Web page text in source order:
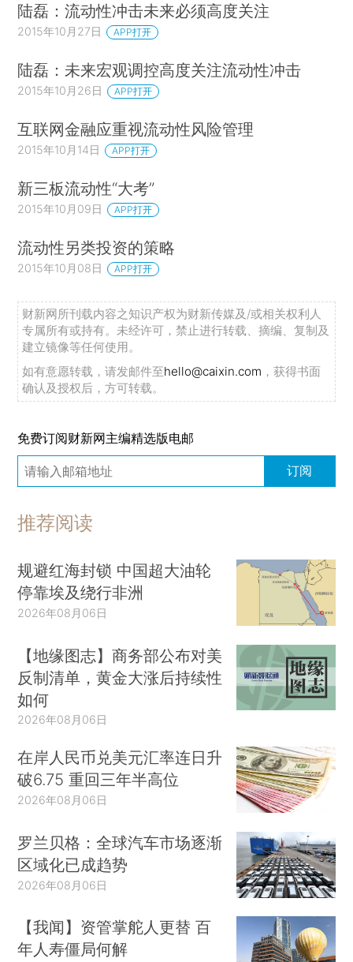
陆磊：流动性冲击未来必须高度关注
2015年10月27日 APP打开
陆磊：未来宏观调控高度关注流动性冲击
2015年10月26日 APP打开
互联网金融应重视流动性风险管理
2015年10月14日 APP打开
新三板流动性“大考”
2015年10月09日 APP打开
流动性另类投资的策略
2015年10月08日 APP打开
财新网所刊载内容之知识产权为财新传媒及/或相关权利人
专属所有或持有。未经许可，禁止进行转载、摘编、复制及
建立镜像等任何使用。
如有意愿转载，请发邮件至hello@caixin.com ，获得书面
确认及授权后，方可转载。
免费订阅财新网主编精选版电邮
订阅
推荐阅读
规避红海封锁 中国超大油轮
停靠埃及绕行非洲
2026年08月06日
【地缘图志】商务部公布对美
反制清单，黄金大涨后持续性
如何
2026年08月06日
在岸人民币兑美元汇率连日升
破6.75 重回三年半高位
2026年08月06日
罗兰贝格：全球汽车市场逐渐
区域化已成趋势
2026年08月06日
【我闻】资管掌舵人更替 百
年人寿僵局何解